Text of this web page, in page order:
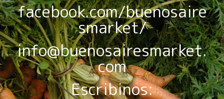
facebook.com/buenosaire
smarket/
info@buenosairesmarket.
com
Escribinos: